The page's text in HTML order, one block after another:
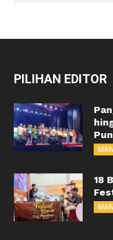
PILIHAN EDITOR
18